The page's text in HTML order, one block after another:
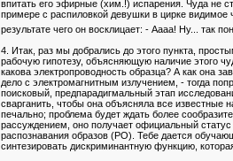
впитать его эфирные (хим.!) испарения. Чуда не
примере с распиловкой девушки в цирке видимое
результате чего он восклицает: - Аааа! Ну... так
4. Итак, раз мы добрались до этого пункта,
рабочую гипотезу, объясняющую наличие этого
какова электропроводность образца? А как она
дело с электромагнитным излучением, - тогда
поисковый, предпарадигмальный этап
сварганить, чтобы она объясняла все известные
печально; проблема будет ждать более
рассуждением, оно получает официальный статус
распознавания образов (РО). Тебе дается
синтезировать дискриминантную функцию,